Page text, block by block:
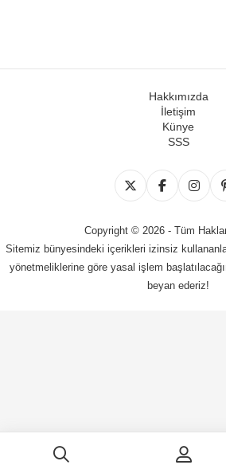
Hakkımızda
İletişim
Künye
SSS
Copyright © 2026 - Tüm
Sitemiz bünyesindeki içerikleri izinsiz
yönetmeliklerine göre yasal işlem
beyan ederiz!